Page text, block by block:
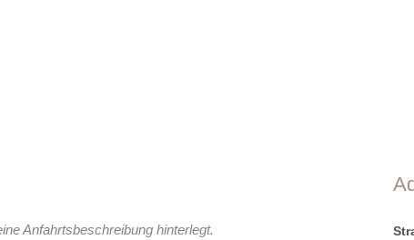
Anfahrtsbeschreibung hinterlegt.